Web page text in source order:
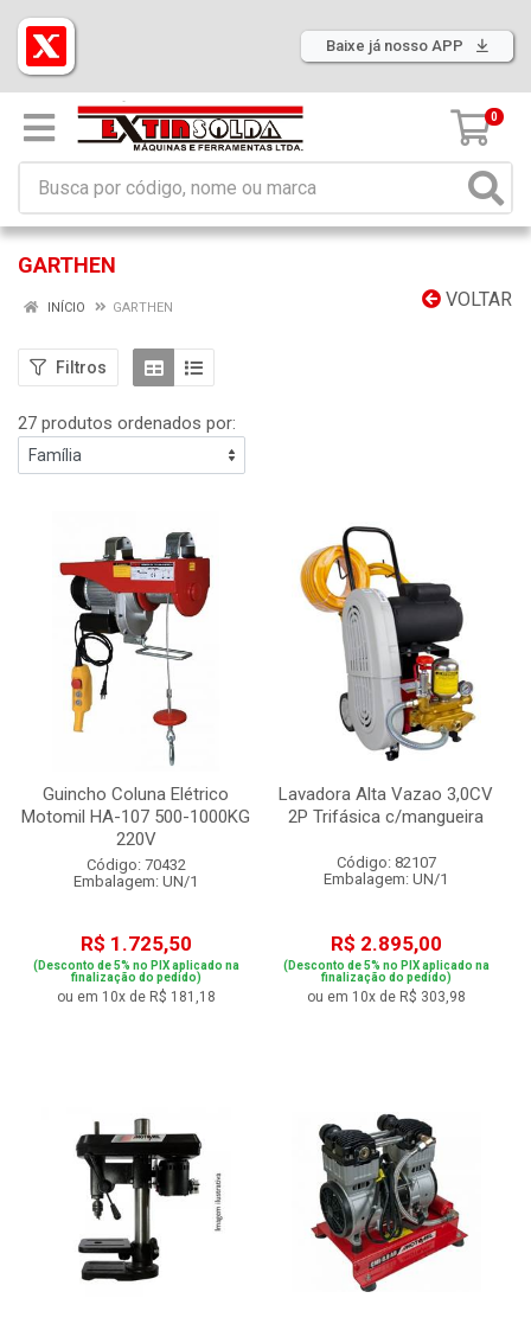
Baixe já nosso APP
0
GARTHEN
VOLTAR
INÍCIO GARTHEN
Filtros
27 produtos ordenados por:
Guincho Coluna Elétrico
Motomil HA-107 500-1000KG
220V
Código: 70432
Embalagem: UN/1
R$ 1.725,50
(Desconto de 5% no PIX aplicado na
finalização do pedido)
ou em 10x de R$ 181,18
Lavadora Alta Vazao 3,0CV
2P Trifásica c/mangueira
Código: 82107
Embalagem: UN/1
R$ 2.895,00
(Desconto de 5% no PIX aplicado na
finalização do pedido)
ou em 10x de R$ 303,98